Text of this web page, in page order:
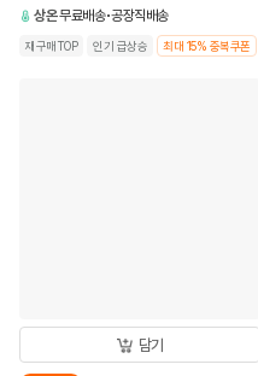
상온무료배송 공장직배송
재구매TOP 인기 급상승 최대 15% 중복쿠폰
담기